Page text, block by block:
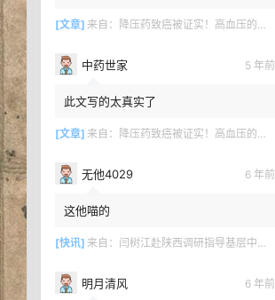
[文章] 来自： 降压药致癌被证实！高血压的百年骗局何时终结？
中药世家 5 年前
此文写的太真实了
[文章] 来自： 降压药致癌被证实！高血压的百年骗局何时终结？
无他4029 6 年前
这他喵的
[快讯] 来自： 闫树江赴陕西调研指导基层中医药工作
明月清风 6 年前